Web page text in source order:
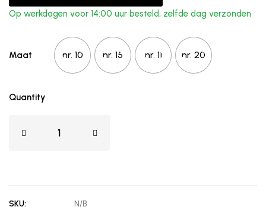
Op werkdagen voor 14:00 uur besteld, zelfde dag verzonden
Maat nr. 10 nr. 15 nr. 11 nr. 20
Quantity
SKU:
N/B